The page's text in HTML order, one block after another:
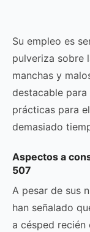
Su empleo es
pulveriza sobre
manchas y
destacable para
prácticas para
demasiado
Aspectos a
507
A pesar de sus
han señalado
a césped